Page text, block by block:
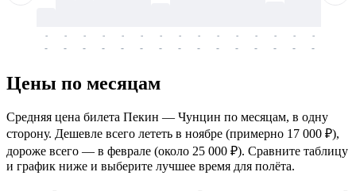
-
-
-
-
-
-
-
-
-
-
-
-
-
-
-
-
-
-
-
-
-
-
-
-
-
-
-
-
-
-
Цены по месяцам
Средняя цена билета Пекин — Чунцин по месяцам, в одну
сторону. Дешевле всего лететь в ноябре (примерно 17 000 ₽),
дороже всего — в феврале (около 25 000 ₽). Сравните таблицу
и график ниже и выберите лучшее время для полёта.